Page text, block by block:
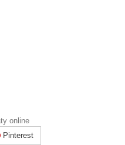
Pinterest